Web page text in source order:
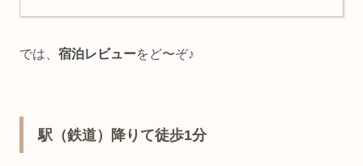
では、 宿泊レビューをど〜ぞ♪
駅（鉄道）降りて徒歩1分